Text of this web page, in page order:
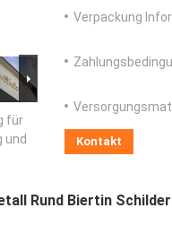
für
und
Verpackung
Kontakt
Rund Biertin